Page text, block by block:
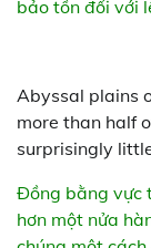
bảo tồn đối với
Abyssal plains
more than half
surprisingly
Đồng bằng vực
hơn một nửa